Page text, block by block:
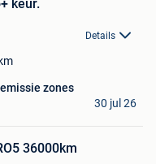
keur.
Details
km
zones
30 jul 26
36000km